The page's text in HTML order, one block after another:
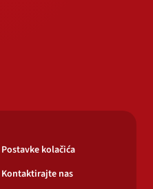
Postavke kolačića
Kontaktirajte nas